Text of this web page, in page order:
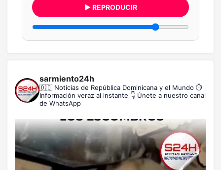
▶ REPRODUCIR
sarmiento24h
🇩🇴 Noticias de República Dominicana y el Mundo ⏱️
Información veraz al instante 👇 Únete a nuestro canal
de WhatsApp